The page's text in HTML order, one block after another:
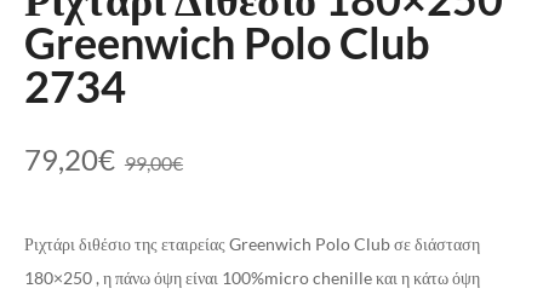
Greenwich Polo Club
2734
99,00€
79,20€
Ριχτάρι διθέσιο της εταιρείας Greenwich Polo Club σε διάσταση
180×250 , η πάνω όψη είναι 100%micro chenille και η κάτω όψη